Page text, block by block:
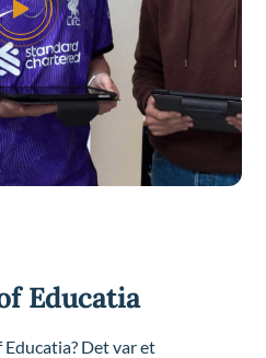
Educatia
Det var et